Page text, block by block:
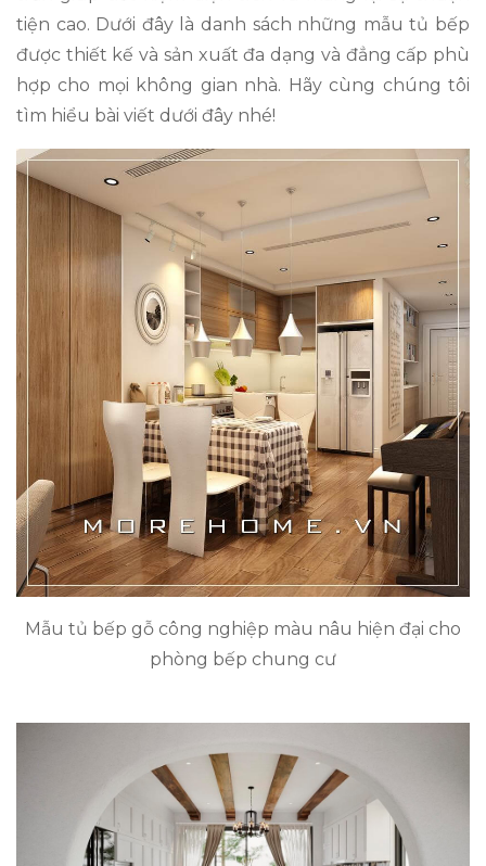
tiện cao. Dưới đây là danh sách những mẫu tủ bếp
được thiết kế và sản xuất đa dạng và đẳng cấp phù
hợp cho mọi không gian nhà. Hãy cùng chúng tôi
tìm hiểu bài viết dưới đây nhé!
Mẫu tủ bếp gỗ công nghiệp màu nâu hiện đại cho
phòng bếp chung cư